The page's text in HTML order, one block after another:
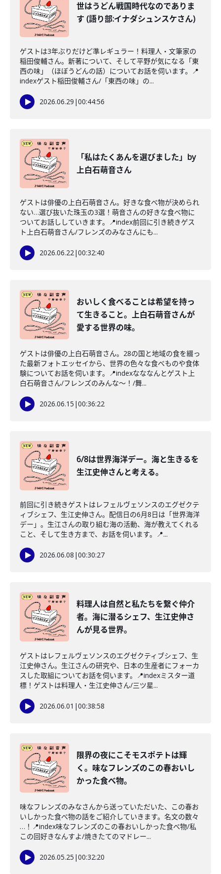
世はうどん戦国時代なのでありま
す (語り部:イナダシュンスケさん)
ゲストは3年ぶりだけど準レギュラー！料理人・文筆家の
稲田俊輔さん。新著について、そして平野が気になる「東
西の味」（ほぼうどんの話）についてお話を伺います。📍
indexゲスト稲田俊輔さん/「東西の味」の...
2026.06.29 |00:44:56
「私はたくあんを選びました」by
上白石萌音さん
ゲストは俳優の上白石萌音さん。好きな食べ物が決められ
ない…選び抜いた珠玉の3選！萌音さんの好きな食べ物に
ついてお話ししていきます。📍index前回に引き続きゲス
ト上白石萌音さん/フレンズのみなさんにも...
2026.06.22|00:32:40
おいしく食べることは希望を持っ
て生きること。上白石萌音さんが
愛する世界の味。
ゲストは俳優の上白石萌音さん。28の国と地域の食を綴っ
た最新フォトエッセイから、世界の色々な食べものや食体
験についてお話を伺います。📍indexなななんとゲスト上
白石萌音さん/フレンズのみんな〜！/舞...
2026.06.15 |00:36:22
6/8は世界海洋デー。海と生きるを
生江史伸さんと考える。
前回に引き続きゲストはレフェルヴェソンスのエグゼクテ
ィブシェフ、生江史伸さん。配信日の6月8日は「世界海洋
デー」。生江さんの取り組む海の活動、海が教えてくれる
こと、そして生き方まで、お話を伺います。📍...
2026.06.08 |00:30:27
料理人は自然と私たちを繋ぐ仲介
者。海に潜るシェフ、生江史伸さ
んが見る世界。
ゲストはレフェルヴェソンスのエグゼクティブシェフ、生
江史伸さん。生江さんの研究や、日本の生産者にフォーカ
スした取組についてお話を伺います。📍indexミスター道
標！ゲストは料理人・生江史伸さん/三ツ星...
2026.06.01 |00:38:58
限界の夜にこそモスポテトは輝
く。味なフレンズのこの春おいし
かった食べ物。
味なフレンズのみなさんから送っていただいた、この春お
いしかった食べ物の話をご紹介していきます。名文の数々
…！📍index味なフレンズのこの春おいしかった食べ物/私
この回好きなんすよ/焼きたてのマドレー...
2026.05.25 |00:32:20